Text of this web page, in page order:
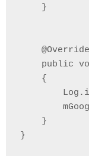
    }
    @Override
public
    {
    }
}